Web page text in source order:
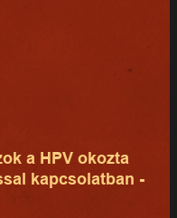
a HPV okozta
kapcsolatban -